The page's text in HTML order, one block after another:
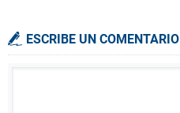
ESCRIBE UN COMENTARIO